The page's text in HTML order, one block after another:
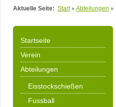
Aktuelle Seite: Start Abteilungen
Startseite
Verein
Abteilungen
Eisstockschießen
Fussball